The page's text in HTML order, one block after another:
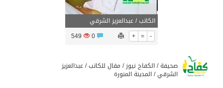
الكاتب / عبدالعزيز الشرقي
+ = -
549
صحيفة / الكفاح نيوز / مقال للكاتب / عبدالعزيز
الشرقي / المدينة المنورة